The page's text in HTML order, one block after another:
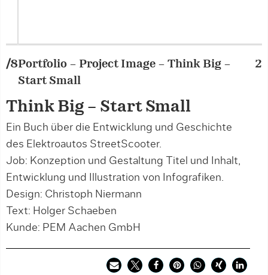
Portfolio – Project Image – Think Big –
Start Small
2/8
Think Big – Start Small
Ein Buch über die Entwicklung und Geschichte
des Elektroautos StreetScooter.
Job: Konzeption und Gestaltung Titel und Inhalt,
Entwicklung und Illustration von Infografiken.
Design: Christoph Niermann
Text: Holger Schaeben
Kunde: PEM Aachen GmbH